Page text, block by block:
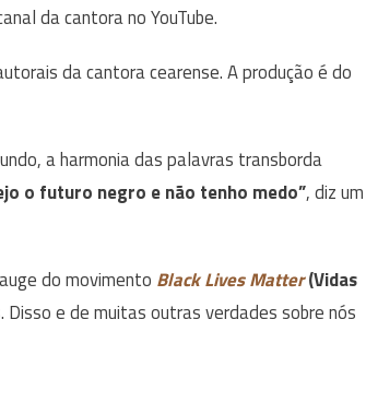
da cantora no YouTube.
da cantora cearense. A produção é do
a harmonia das palavras transborda
o futuro negro e não tenho medo”, diz um
do movimento Black Lives Matter(Vidas
e de muitas outras verdades sobre nós